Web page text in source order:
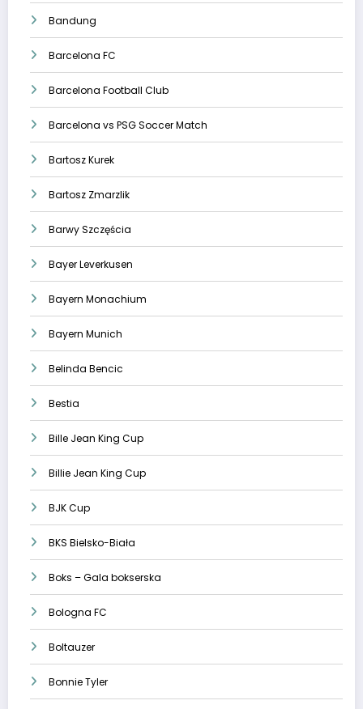
Bandung
Barcelona FC
Barcelona Football Club
Barcelona vs PSG Soccer Match
Bartosz Kurek
Bartosz Zmarzlik
Barwy Szczęścia
Bayer Leverkusen
Bayern Monachium
Bayern Munich
Belinda Bencic
Bestia
Bille Jean King Cup
Billie Jean King Cup
BJK Cup
BKS Bielsko-Biała
Boks – Gala bokserska
Bologna FC
Boltauzer
Bonnie Tyler